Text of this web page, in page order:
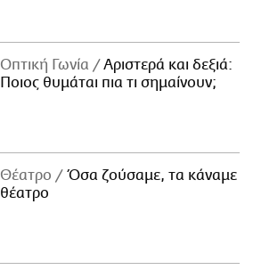
Οπτική Γωνία
Αριστερά και δεξιά:
Ποιος θυμάται πια τι σημαίνουν;
Θέατρο
Όσα ζούσαμε, τα κάναμε
θέατρο